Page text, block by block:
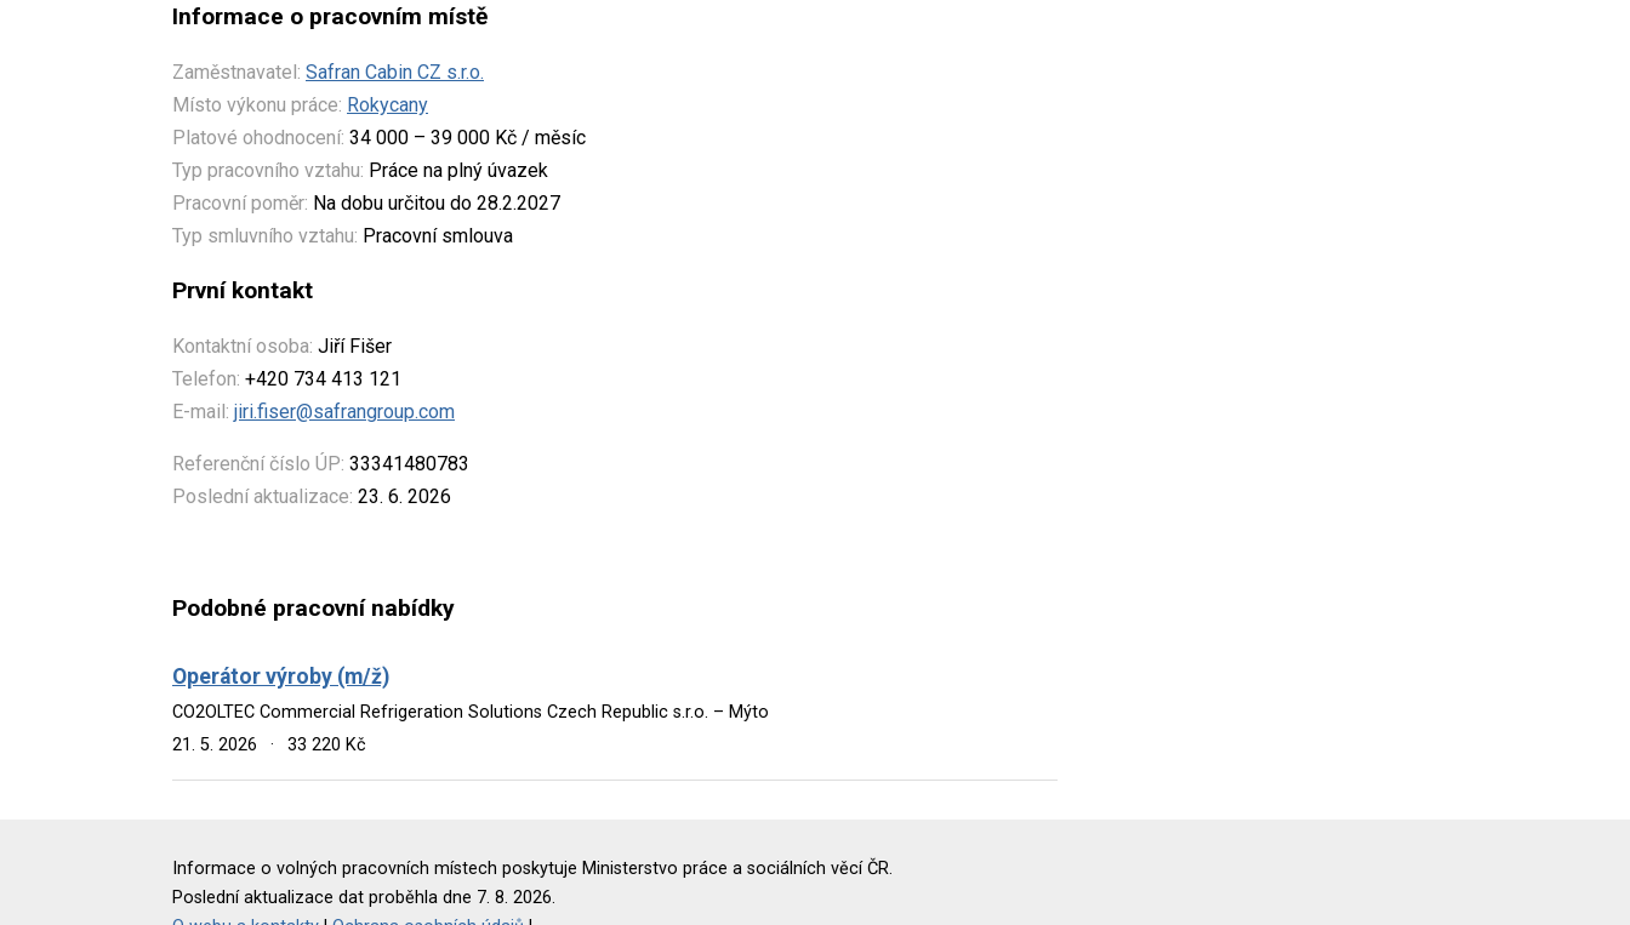
Informace o pracovním místě
Zaměstnavatel: Safran Cabin CZ s.r.o.
Místo výkonu práce: Rokycany
Platové ohodnocení: 34 000 – 39 000 Kč / měsíc
Typ pracovního vztahu: Práce na plný úvazek
Pracovní poměr: Na dobu určitou do 28.2.2027
Typ smluvního vztahu: Pracovní smlouva
První kontakt
Kontaktní osoba: Jiří Fišer
Telefon: +420 734 413 121
E-mail: jiri.fiser@safrangroup.com
Referenční číslo ÚP: 33341480783
Poslední aktualizace: 23. 6. 2026
Podobné pracovní nabídky
Operátor výroby (m/ž)
CO2OLTEC Commercial Refrigeration Solutions Czech Republic s.r.o. – Mýto
21. 5. 2026
· 33 220 Kč
Informace o volných pracovních místech poskytuje Ministerstvo práce a sociálních věcí ČR.
Poslední aktualizace dat proběhla dne 7. 8. 2026.